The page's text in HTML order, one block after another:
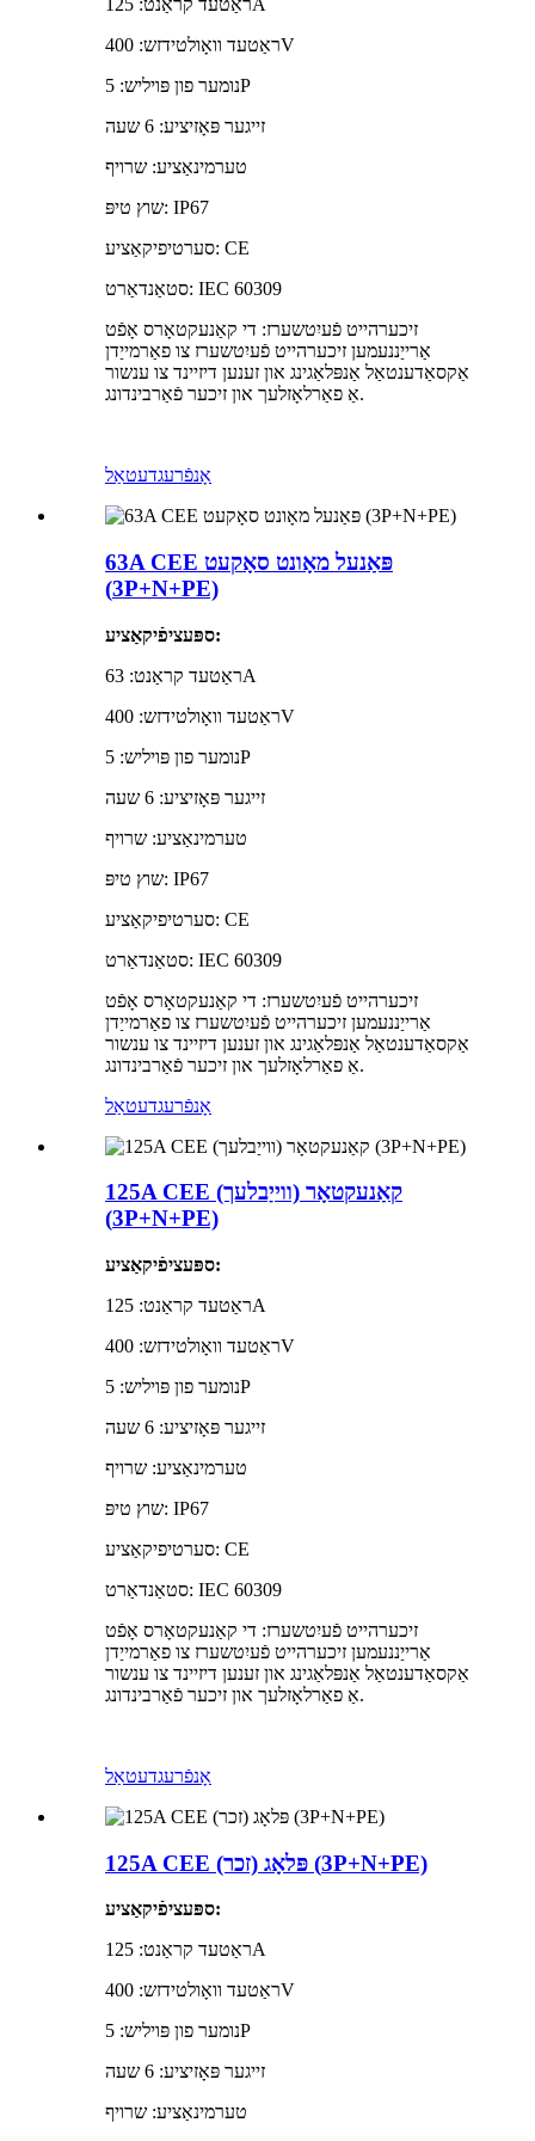
ראַטעד קראַנט: 125A
ראַטעד וואָולטידזש: 400V
נומער פון פּויליש: 5P
זייגער פּאָזיציע: 6 שעה
טערמינאַציע: שרויף
שוץ טיפּ: IP67
סערטיפיקאַציע: CE
סטאַנדאַרט: IEC 60309
זיכערהייט פֿעיִטשערז: די קאַנעקטאָרס אָפֿט
אַרייַננעמען זיכערהייט פֿעיִטשערז צו פאַרמייַדן
אַקסאַדענטאַל אַנפּלאַגינג און זענען דיזיינד צו ענשור
אַ פאַרלאָזלעך און זיכער פֿאַרבינדונג.
אָנפֿרעגדעטאַל
63A CEE פּאַנעל מאָונט סאָקעט
(3P+N+PE)
ספּעציפֿיקאַציע:
ראַטעד קראַנט: 63A
ראַטעד וואָולטידזש: 400V
נומער פון פּויליש: 5P
זייגער פּאָזיציע: 6 שעה
טערמינאַציע: שרויף
שוץ טיפּ: IP67
סערטיפיקאַציע: CE
סטאַנדאַרט: IEC 60309
זיכערהייט פֿעיִטשערז: די קאַנעקטאָרס אָפֿט
אַרייַננעמען זיכערהייט פֿעיִטשערז צו פאַרמייַדן
אַקסאַדענטאַל אַנפּלאַגינג און זענען דיזיינד צו ענשור
אַ פאַרלאָזלעך און זיכער פֿאַרבינדונג.
אָנפֿרעגדעטאַל
125A CEE קאַנעקטאָר (ווייַבלעך)
(3P+N+PE)
ספּעציפֿיקאַציע:
ראַטעד קראַנט: 125A
ראַטעד וואָולטידזש: 400V
נומער פון פּויליש: 5P
זייגער פּאָזיציע: 6 שעה
טערמינאַציע: שרויף
שוץ טיפּ: IP67
סערטיפיקאַציע: CE
סטאַנדאַרט: IEC 60309
זיכערהייט פֿעיִטשערז: די קאַנעקטאָרס אָפֿט
אַרייַננעמען זיכערהייט פֿעיִטשערז צו פאַרמייַדן
אַקסאַדענטאַל אַנפּלאַגינג און זענען דיזיינד צו ענשור
אַ פאַרלאָזלעך און זיכער פֿאַרבינדונג.
אָנפֿרעגדעטאַל
125A CEE פּלאָג (זכר) (3P+N+PE)
ספּעציפֿיקאַציע:
ראַטעד קראַנט: 125A
ראַטעד וואָולטידזש: 400V
נומער פון פּויליש: 5P
זייגער פּאָזיציע: 6 שעה
טערמינאַציע: שרויף